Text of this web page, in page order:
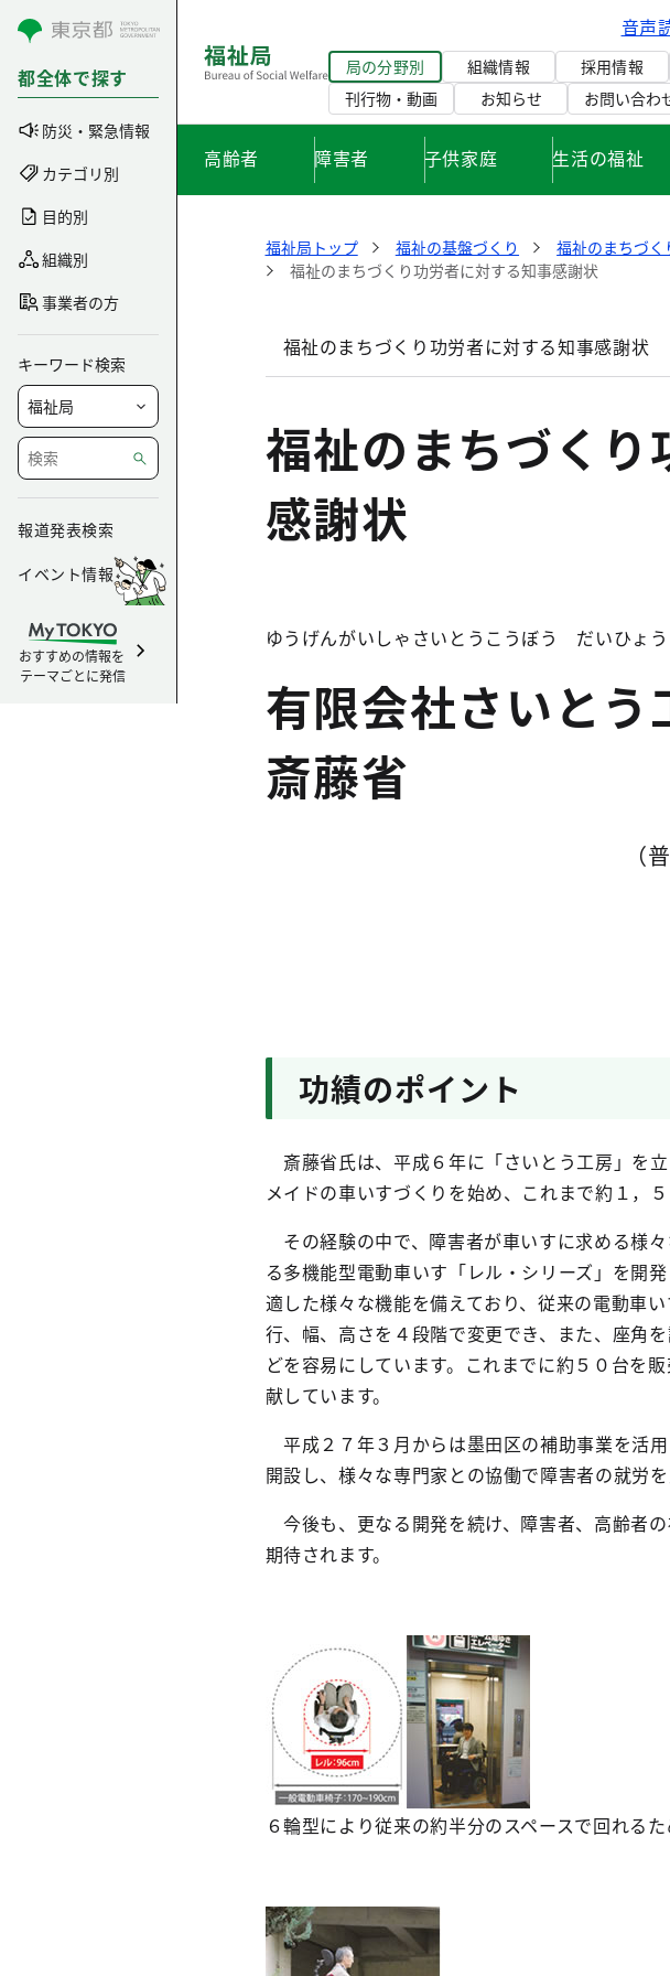
コンテンツにスキップ
都全体で探す
防災・緊急情報
カテゴリ別
目的別
組織別
事業者の方
キーワード検索
報道発表検索
イベント情報
おすすめの情報を
テーマごとに発信
音声
局の分野別 組織情報 採用情報
刊行物・動画
お知らせ お問い合わ
高齢者 障害者 子供家庭 生活の福祉
福祉局トップ 福祉の基盤づくり 福祉のまちづく
福祉のまちづくり功労者に対する知事感謝状
福祉のまちづくり功労者に対する知事感謝状
福祉のまちづく
感謝状
ゆうげんがいしゃさいとうこうぼう だいひょ
有限会社さいと
斎藤省
（
功績のポイント
斎藤省氏は、平成６年に「さいとう工房」を
メイドの車いすづくりを始め、これまで約１，
その経験の中で、障害者が車いすに求める様
る多機能型電動車いす「レル・シリーズ」を開
適した様々な機能を備えており、従来の電動車
行、幅、高さを４段階で変更でき、また、座角
どを容易にしています。これまでに約５０台を
献しています。
平成２７年３月からは墨田区の補助事業を活
開設し、様々な専門家との協働で障害者の就労
今後も、更なる開発を続け、障害者、高齢者
期待されます。
６輪型により従来の約半分のスペースで回れる